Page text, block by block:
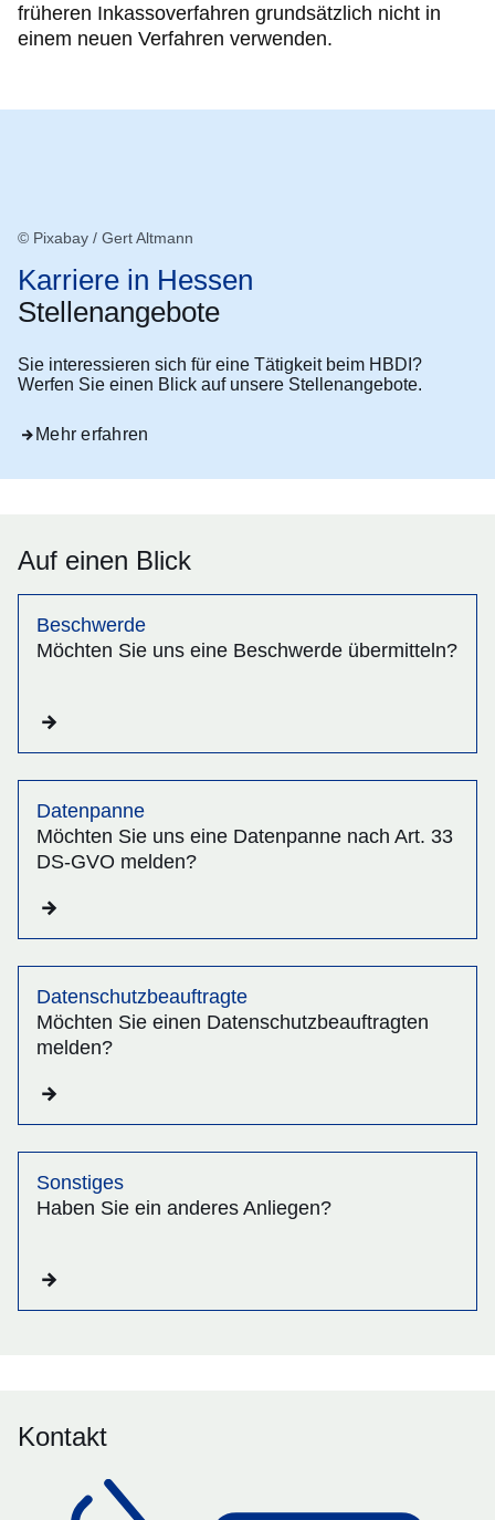
früheren Inkassoverfahren grundsätzlich nicht in
einem neuen Verfahren verwenden.
© Pixabay / Gert Altmann
Karriere in Hessen
Stellenangebote
Sie interessieren sich für eine Tätigkeit beim HBDI?
Werfen Sie einen Blick auf unsere Stellenangebote.
Mehr erfahren
Auf einen Blick
Beschwerde
Möchten Sie uns eine Beschwerde übermitteln?
Datenpanne
Möchten Sie uns eine Datenpanne nach Art. 33
DS-GVO melden?
Datenschutzbeauftragte
Möchten Sie einen Datenschutzbeauftragten
melden?
Sonstiges
Haben Sie ein anderes Anliegen?
Kontakt